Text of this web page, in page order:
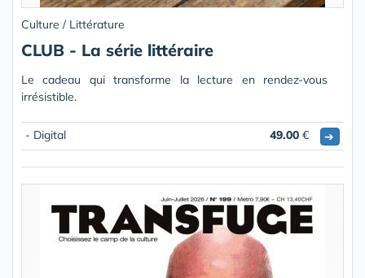
Culture / Littérature
CLUB - La série littéraire
Le cadeau qui transforme la lecture en rendez-vous
irrésistible.
- Digital 49.00 € ➔